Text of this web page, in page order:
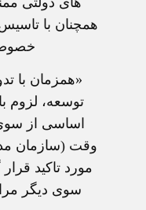
همچنان با
«همزمان با
اساسی از
وقت (سازمان
مورد تاکيد
سوی ديگر